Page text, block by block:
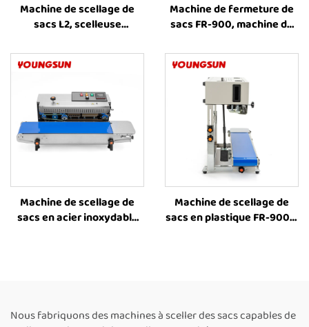
Machine de scellage de
sacs L2, scelleuse
profondeur accrue,
machine d’emballage
plastiques
Machine de fermeture de
sacs FR-900, machine de
machine de scellage
thermique pour sacs
plastique et sacs
alimentaires
Machine de scellage de
sacs en acier inoxydable
alimentaire
Machine de scellage de
sacs en plastique FR-900C,
Nous fabriquons des machines à sceller des sacs capables de